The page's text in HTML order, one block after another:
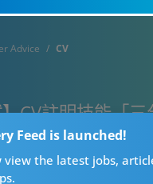
Feed is launched!
view the latest jobs,
Advice CV
CV註明技能「
笑不得HR：我只